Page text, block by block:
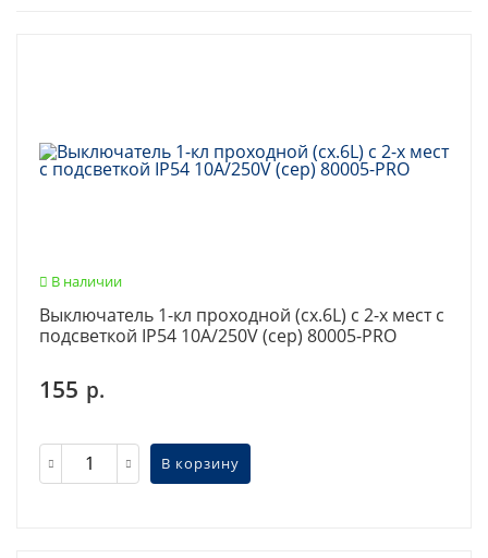
В наличии
Выключатель 1-кл проходной (сх.6L) с 2-х мест с
подсветкой IP54 10А/250V (сер) 80005-PRO
155 р.
В корзину